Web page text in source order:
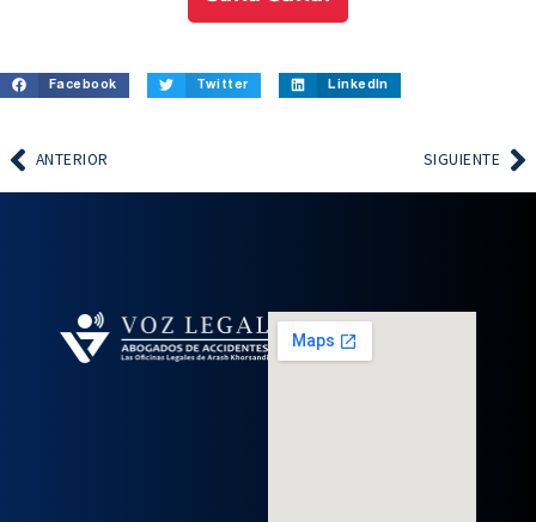
Facebook Twitter LinkedIn
ANTERIOR SIGUIENTE